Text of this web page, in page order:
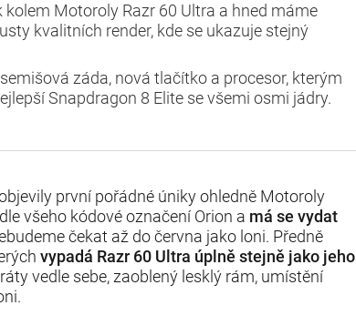
Motoroly Razr 60 Ultra a hned máme
kvalitních render, kde se ukazuje stejný
záda, nová tlačítko a procesor, kterým
Snapdragon 8 Elite se všemi osmi jádry.
první pořádné úniky ohledně Motoroly
všeho kódové označení Orion a má se vydat
čekat až do června jako loni. Předně
vypadá Razr 60 Ultra úplně stejně jako jeho
vedle sebe, zaoblený lesklý rám, umístění